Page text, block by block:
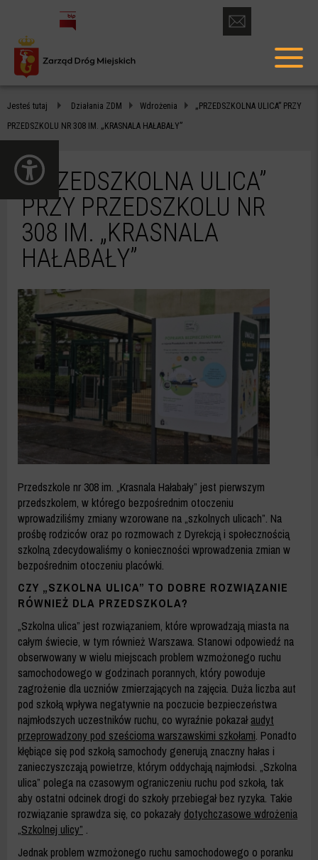
„PRZEDSZKOLNA
ULICA”
PRZY
PRZEDSZKOLU
NR
308
IM.
„KRASNALA
HAŁABAŁY”
ZDM
WARSZAWA
otwórz
formularz
kontaktowy
menu
Jesteś tutaj Działania ZDM Wdrożenia
„PRZEDSZKOLNA ULICA” PRZY
PRZEDSZKOLU NR 308 IM. „KRASNALA HAŁABAŁY”
„PRZEDSZKOLNA ULICA”
PRZY PRZEDSZKOLU NR
308 IM. „KRASNALA
HAŁABAŁY”
Przedszkole nr 308 im. „Krasnala Hałabały” jest pierwszym
przedszkolem, w którego bezpośrednim otoczeniu
wprowadziliśmy zmiany wzorowane na „szkolnych ulicach”. Na
prośbę rodziców oraz po rozmowach z Dyrekcją i społecznością
szkolną zdecydowaliśmy o konieczności wprowadzenia zmian w
bezpośrednim otoczeniu placówki.
CZY „SZKOLNA ULICA” TO DOBRE ROZWIĄZANIE
RÓWNIEŻ DLA PRZEDSZKOLA?
„Szkolna ulica” jest rozwiązaniem, które wprowadzają miasta na
całym świecie, w tym również Warszawa. Stanowi odpowiedź na
obserwowany w wielu miejscach problem wzmożonego ruchu
samochodowego w godzinach porannych, który powoduje
zagrożenie dla uczniów zmierzających na zajęcia. Duża liczba aut
pod szkołą wpływa negatywnie na poczucie bezpieczeństwa
najmłodszych uczestników ruchu, co wyraźnie pokazałaudyt
przeprowadzony pod sześcioma warszawskimi szkołami. Ponadto
kłębiące się pod szkołą samochody generują znaczny hałas i
zanieczyszczają powietrze, którym oddychają najmłodsi. „Szkolna
ulica” polega na czasowym ograniczeniu ruchu pod szkołą, tak
aby ostatni odcinek drogi do szkoły przebiegał bez ryzyka. Takie
rozwiązanie sprawdza się, co pokazały dotychczasowe wdrożenia
„Szkolnej ulicy” .
Jednak problem wzmożonego ruchu samochodowego o poranku
panel
dostępności